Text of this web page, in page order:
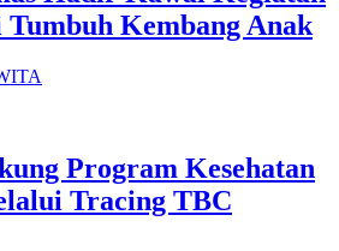
Tumbuh Kembang Anak
Program Kesehatan
Tracing TBC